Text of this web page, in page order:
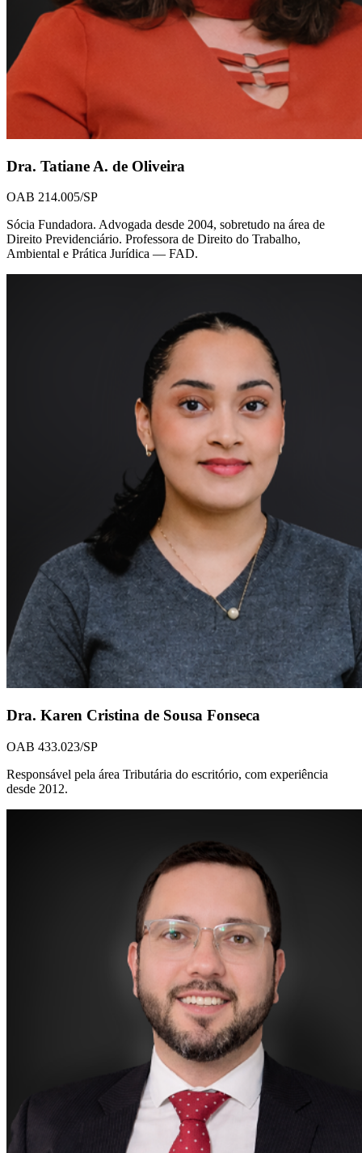
Dra. Tatiane A. de Oliveira
OAB 214.005/SP
Sócia Fundadora. Advogada desde 2004, sobretudo na área de
Direito Previdenciário. Professora de Direito do Trabalho,
Ambiental e Prática Jurídica — FAD.
Dra. Karen Cristina de Sousa Fonseca
OAB 433.023/SP
Responsável pela área Tributária do escritório, com experiência
desde 2012.